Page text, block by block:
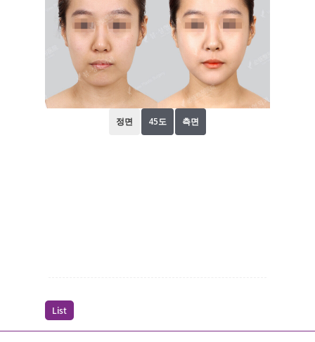
List